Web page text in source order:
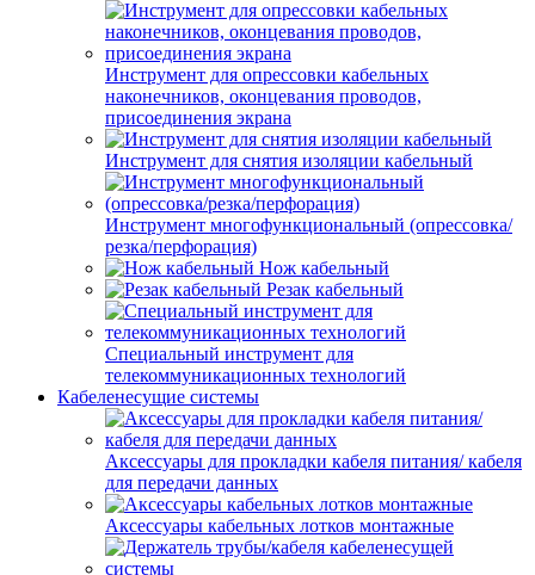
Инструмент для опрессовки кабельных
наконечников, оконцевания проводов,
присоединения экрана
Инструмент для снятия изоляции кабельный
Инструмент многофункциональный (опрессовка/
резка/перфорация)
Нож кабельный
Резак кабельный
Специальный инструмент для
телекоммуникационных технологий
Кабеленесущие системы
Аксессуары для прокладки кабеля питания/ кабеля
для передачи данных
Аксессуары кабельных лотков монтажные